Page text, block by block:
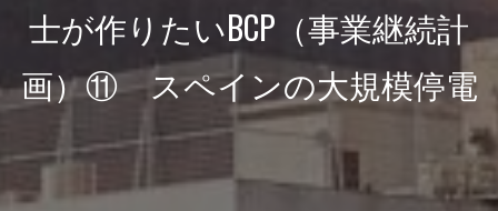
士が作りたいBCP（事業継続計
画）⑪ スペインの大規模停電